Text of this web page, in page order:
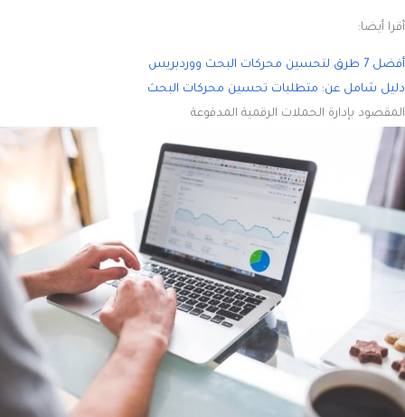
أقرا أيضا:
أفضل 7 طرق لتحسين محركات البحث ووردبريس
دليل شامل عن: متطلبات تحسين محركات البحث
المقصود بإدارة الحملات الرقمية المدفوعة